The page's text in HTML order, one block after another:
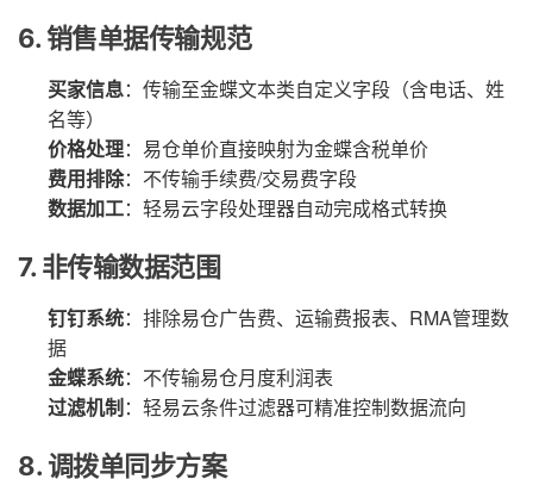
6. 销售单据传输规范
买家信息：传输至金蝶文本类自定义字段（含电话、姓
名等）
价格处理：易仓单价直接映射为金蝶含税单价
费用排除：不传输手续费/交易费字段
数据加工：轻易云字段处理器自动完成格式转换
7. 非传输数据范围
钉钉系统：排除易仓广告费、运输费报表、RMA管理数
据
金蝶系统：不传输易仓月度利润表
过滤机制：轻易云条件过滤器可精准控制数据流向
8. 调拨单同步方案